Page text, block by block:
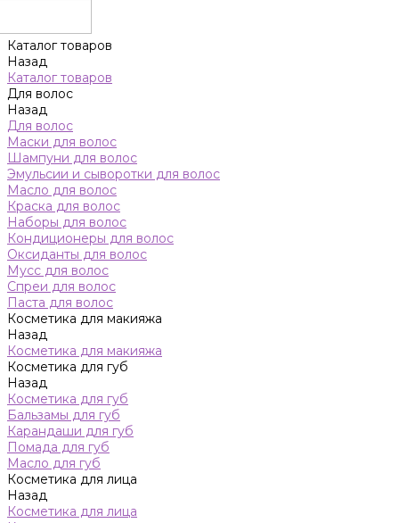
Каталог товаров
Назад
Каталог товаров
Для волос
Назад
Для волос
Маски для волос
Шампуни для волос
Эмульсии и сыворотки для волос
Масло для волос
Краска для волос
Наборы для волос
Кондиционеры для волос
Оксиданты для волос
Мусс для волос
Спреи для волос
Паста для волос
Косметика для макияжа
Назад
Косметика для макияжа
Косметика для губ
Назад
Косметика для губ
Бальзамы для губ
Карандаши для губ
Помада для губ
Масло для губ
Косметика для лица
Назад
Косметика для лица